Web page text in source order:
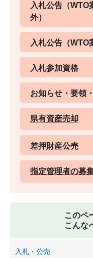
入札公告（WTO
外）
入札公告（WTO
入札参加資格
お知らせ・要領
県有資産売却
差押財産公売
指定管理者の募
このペ
こんな
入札・公売